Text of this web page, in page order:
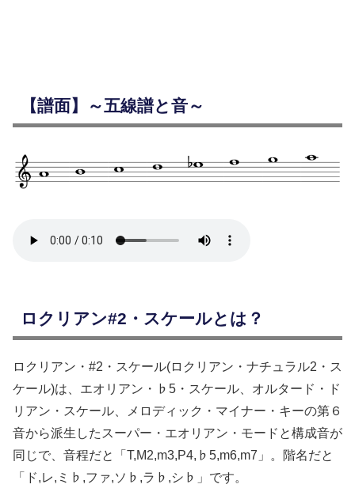
【譜面】～五線譜と音～
ロクリアン#2・スケールとは？
ロクリアン・#2・スケール(ロクリアン・ナチュラル2・ス
ケール)は、エオリアン・♭5・スケール、オルタード・ド
リアン・スケール、メロディック・マイナー・キーの第６
音から派生したスーパー・エオリアン・モードと構成音が
同じで、音程だと「T,M2,m3,P4,♭5,m6,m7」。階名だと
「ド,レ,ミ♭,ファ,ソ♭,ラ♭,シ♭」です。